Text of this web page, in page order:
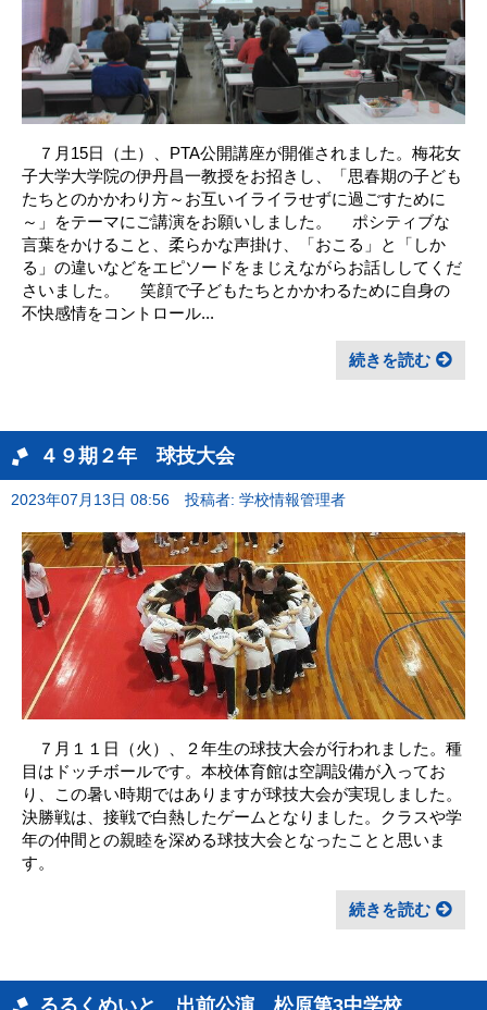
７月15日（土）、PTA公開講座が開催されました。梅花女
子大学大学院の伊丹昌一教授をお招きし、「思春期の子ども
たちとのかかわり方～お互いイライラせずに過ごすために
～」をテーマにご講演をお願いしました。 ポシティブな
言葉をかけること、柔らかな声掛け、「おこる」と「しか
る」の違いなどをエピソードをまじえながらお話ししてくだ
さいました。 笑顔で子どもたちとかかわるために自身の
不快感情をコントロール...
続きを読む
４９期２年 球技大会
2023年07月13日 08:56 投稿者: 学校情報管理者
７月１１日（火）、２年生の球技大会が行われました。種
目はドッチボールです。本校体育館は空調設備が入ってお
り、この暑い時期ではありますが球技大会が実現しました。
決勝戦は、接戦で白熱したゲームとなりました。クラスや学
年の仲間との親睦を深める球技大会となったことと思いま
す。
続きを読む
るるくめいと 出前公演 松原第3中学校